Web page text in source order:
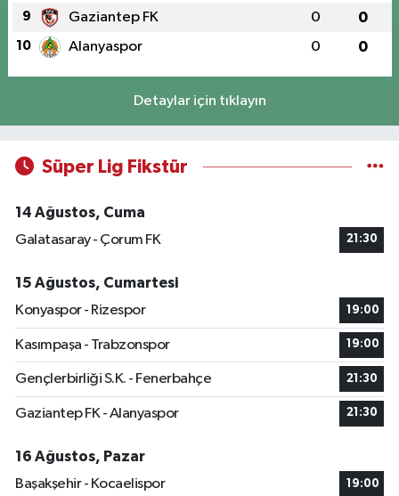
9 Gaziantep FK 0 0
10 Alanyaspor 0 0
Detaylar için tıklayın
Süper Lig Fikstür
14 Ağustos, Cuma
Galatasaray - Çorum FK
21:30
15 Ağustos, Cumartesi
Konyaspor - Rizespor
19:00
Kasımpaşa - Trabzonspor 19:00
Gençlerbirliği S.K. - Fenerbahçe 21:30
Gaziantep FK - Alanyaspor 21:30
16 Ağustos, Pazar
Başakşehir - Kocaelispor
19:00